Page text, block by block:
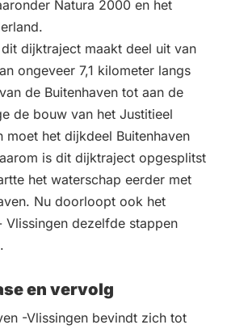
Natura 2000 en het
dijktraject maakt deel uit van
ongeveer 7,1 kilometer langs
de Buitenhaven tot aan de
de bouw van het Justitieel
moet het dijkdeel Buitenhaven
is dit dijktraject opgesplitst
het waterschap eerder met
Nu doorloopt ook het
Vlissingen dezelfde stappen
en vervolg
-Vlissingen bevindt zich tot